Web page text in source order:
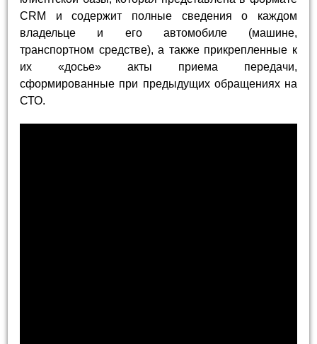
CRM и содержит полные сведения о каждом
владельце и его автомобиле (машине,
транспортном средстве), а также прикрепленные к
их «досье» акты приема передачи,
сформированные при предыдущих обращениях на
СТО.